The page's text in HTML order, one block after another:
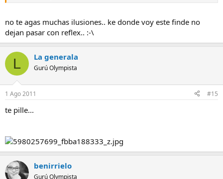
no te agas muchas ilusiones.. ke donde voy este finde no
dejan pasar con reflex.. :-\
L La generala
Gurú Olympista
1 Ago 2011 #15
te pille...
benirrielo
Gurú Olympista